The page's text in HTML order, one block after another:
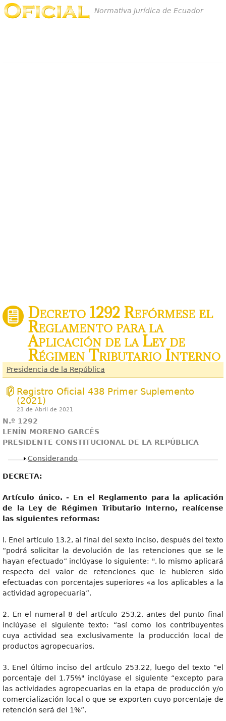
Normativa Jurídica de Ecuador
Decreto 1292 Refórmese el
Reglamento para la
Aplicación de la Ley de
Régimen Tributario Interno
Presidencia de la República
Registro Oficial 438 Primer Suplemento
(2021)
23 de Abril de 2021
N.º 1292
LENÍN MORENO GARCÉS
PRESIDENTE CONSTITUCIONAL DE LA REPÚBLICA
Mostrar
Considerando
DECRETA:
Artículo único. - En el Reglamento para la aplicación
de la Ley de Régimen Tributario Interno, realícense
las siguientes reformas:
l. Enel artículo 13.2, al final del sexto inciso, después del texto
“podrá solicitar la devolución de las retenciones que se le
hayan efectuado” inclúyase lo siguiente: ", lo mismo aplicará
respecto del valor de retenciones que le hubieren sido
efectuadas con porcentajes superiores «a los aplicables a la
actividad agropecuaria”.
2. En el numeral 8 del artículo 253,2, antes del punto final
inclúyase el siguiente texto: “así como los contribuyentes
cuya actividad sea exclusivamente la producción local de
productos agropecuarios.
3. Enel último inciso del artículo 253.22, luego del texto “el
porcentaje del 1.75%" inclúyase el siguiente “excepto para
las actividades agropecuarias en la etapa de producción y/o
comercialización local o que se exporten cuyo porcentaje de
retención será del 1%”.